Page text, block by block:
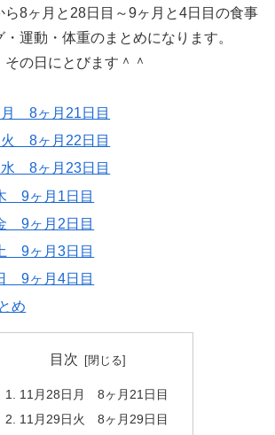
ら8ヶ月と28日目～9ヶ月と4日目の食事
運動・体重のまとめになります。
の日にとびます＾＾
月 8ヶ月21日目
火 8ヶ月22日目
水 8ヶ月23日目
9ヶ月1日目
9ヶ月2日目
9ヶ月3日目
9ヶ月4日目
め
目次
11月28日月 8ヶ月21日目
11月29日火 8ヶ月29日目